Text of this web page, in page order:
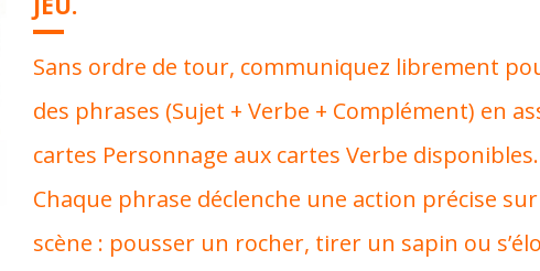
Sans ordre de tour, communiquez librement
des phrases (Sujet + Verbe + Complément) en
cartes Personnage aux cartes Verbe disponibles.
Chaque phrase déclenche une action précise
scène : pousser un rocher, tirer un sapin ou